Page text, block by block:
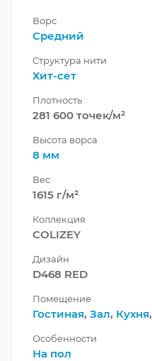
Ворс
Средний
Структура нити
Хит-сет
Плотность
281 600 точек/м²
Высота ворса
8 мм
Вес
1615 г/м²
Коллекция
COLIZEY
Дизайн
D468 RED
Помещение
Гостиная, Зал, Кухня,
Особенности
На пол